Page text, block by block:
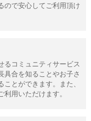
ので安心してご利用頂け
るコミュニティサービス
具合を知ることやお子さ
とができます。また、
用いただけます。